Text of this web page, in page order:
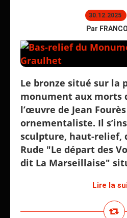
30.12.2025
Par
Le bronze situé sur la
monument aux morts
l’œuvre de Jean
ornementaliste. Il
sculpture, haut-relief,
Rude "Le départ des
dit La Marseillaise"
Lire la